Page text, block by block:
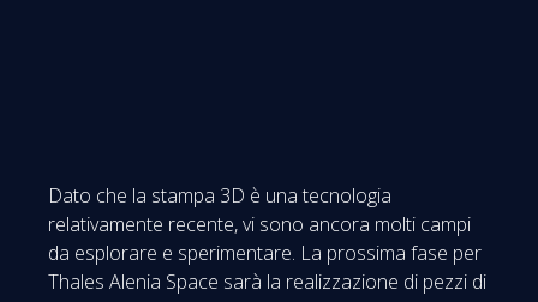
Dato che la stampa 3D è una tecnologia
relativamente recente, vi sono ancora molti campi
da esplorare e sperimentare. La prossima fase per
Thales Alenia Space sarà la realizzazione di pezzi di